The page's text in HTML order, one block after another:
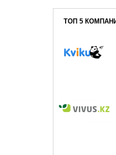
ТОП 5